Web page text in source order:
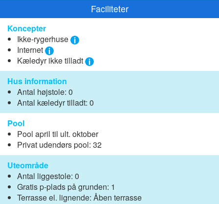
Faciliteter
Koncepter
Ikke-rygerhuse
Internet
Kæledyr ikke tilladt
Hus information
Antal højstole: 0
Antal kæledyr tilladt: 0
Pool
Pool april til ult. oktober
Privat udendørs pool: 32
Uteområde
Antal liggestole: 0
Gratis p-plads på grunden: 1
Terrasse el. lignende: Åben terrasse